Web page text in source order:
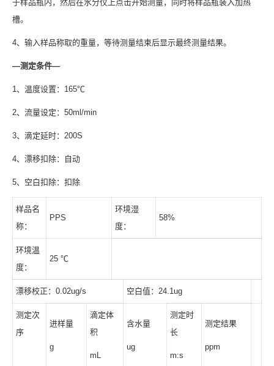
于样品瓶内，然后在水分仪上点击开始测量，同时将样品瓶装入加热
槽。
4、输入样品称取的重量，等待测量结束后显示最终测量结果。
—测定条件—
1、温度设置：165℃
2、流量设定：50ml/min
3、滴定延时：200S
4、漂移扣除：自动
5、空白扣除：扣除
样品名
称：
PPS
环境湿
度：
58%
环境温
度：
25 ℃
漂移校正：0.02ug/s 空白值：24.1ug
测定次
序
进样量
g
滴定体
积
mL
含水量
ug
测定时
长
m:s
测定结果
ppm